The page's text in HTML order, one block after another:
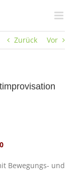
Zurück
Vor
Bewegungs- und